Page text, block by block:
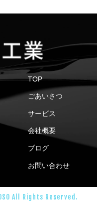
TOP
ごあいさつ
サービス
会社概要
ブログ
お問い合わせ
All Rights Reserved.